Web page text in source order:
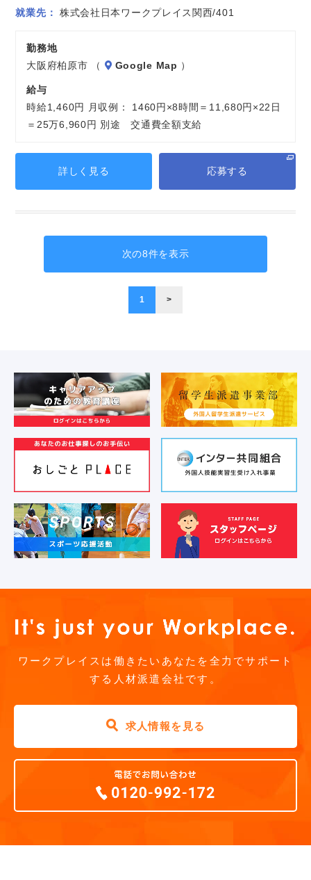
就業先 株式会社日本ワークプレイス関西/401
勤務地
大阪府柏原市 （
Google Map ）
給与
時給1,460円 月収例： 1460円×8時間＝11,680円×22日
＝25万6,960円 別途 交通費全額支給
詳しく見る 応募する
次の8件を表示
1 >
ワークプレイスは働きたいあなたを全力でサポート
する人材派遣会社です。
求人情報を見る